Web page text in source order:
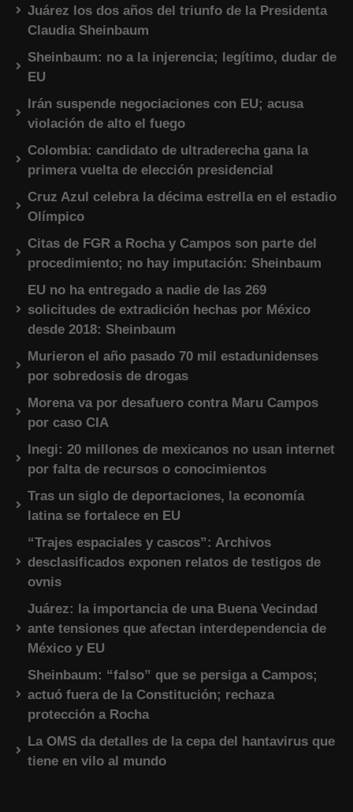
Juárez los dos años del triunfo de la Presidenta
Claudia Sheinbaum
Sheinbaum: no a la injerencia; legítimo, dudar de
EU
Irán suspende negociaciones con EU; acusa
violación de alto el fuego
Colombia: candidato de ultraderecha gana la
primera vuelta de elección presidencial
Cruz Azul celebra la décima estrella en el estadio
Olímpico
Citas de FGR a Rocha y Campos son parte del
procedimiento; no hay imputación: Sheinbaum
EU no ha entregado a nadie de las 269
solicitudes de extradición hechas por México
desde 2018: Sheinbaum
Murieron el año pasado 70 mil estadunidenses
por sobredosis de drogas
Morena va por desafuero contra Maru Campos
por caso CIA
Inegi: 20 millones de mexicanos no usan internet
por falta de recursos o conocimientos
Tras un siglo de deportaciones, la economía
latina se fortalece en EU
“Trajes espaciales y cascos”: Archivos
desclasificados exponen relatos de testigos de
ovnis
Juárez: la importancia de una Buena Vecindad
ante tensiones que afectan interdependencia de
México y EU
Sheinbaum: “falso” que se persiga a Campos;
actuó fuera de la Constitución; rechaza
protección a Rocha
La OMS da detalles de la cepa del hantavirus que
tiene en vilo al mundo